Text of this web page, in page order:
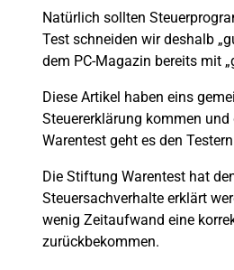
Natürlich sollten
Test schneiden wir deshalb
dem PC-Magazin bereits mit
Diese Artikel haben eins
Steuererklärung kommen
Warentest geht es den
Die Stiftung Warentest hat
Steuersachverhalte erklärt
wenig Zeitaufwand eine
zurückbekommen.